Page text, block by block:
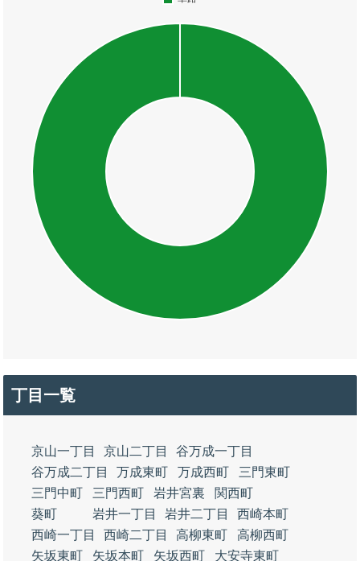
丁目一覧
京山一丁目 京山二丁目
谷万成一丁目
谷万成二丁目
万成東町 万成西町
三門東町
三門中町
三門西町 岩井宮裏
関西町
葵町
岩井一丁目 岩井二丁目
西崎本町
西崎一丁目
西崎二丁目 高柳東町
高柳西町
矢坂東町
矢坂本町 矢坂西町 大安寺東町